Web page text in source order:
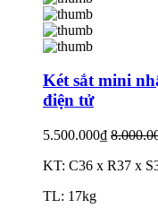
Két sắt mini
điện tử
5.500.000₫
KT: C36 x R37 x
TL: 17kg